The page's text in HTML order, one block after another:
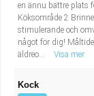
en ännu bättre plats
Köksområde 2
stimulerande och
något för dig!
äldreo...
Visa mer
Kock